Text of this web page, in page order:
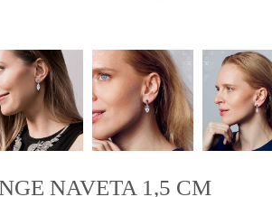
NAVETA 1,5 CM